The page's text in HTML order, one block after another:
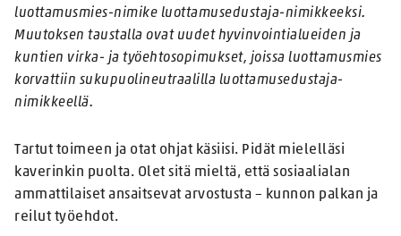
luottamusmies-nimike luottamusedustaja-nimikkeeksi.
Muutoksen taustalla ovat uudet hyvinvointialueiden ja
kuntien virka- ja työehtosopimukset, joissa luottamusmies
korvattiin sukupuolineutraalilla luottamusedustaja-
nimikkeellä.
Tartut toimeen ja otat ohjat käsiisi. Pidät mielelläsi
kaverinkin puolta. Olet sitä mieltä, että sosiaalialan
ammattilaiset ansaitsevat arvostusta – kunnon palkan ja
reilut työehdot.